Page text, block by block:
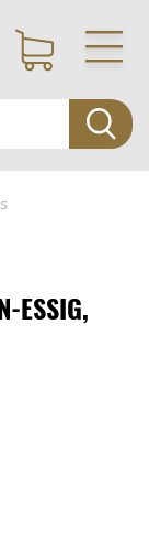
ESSIG,